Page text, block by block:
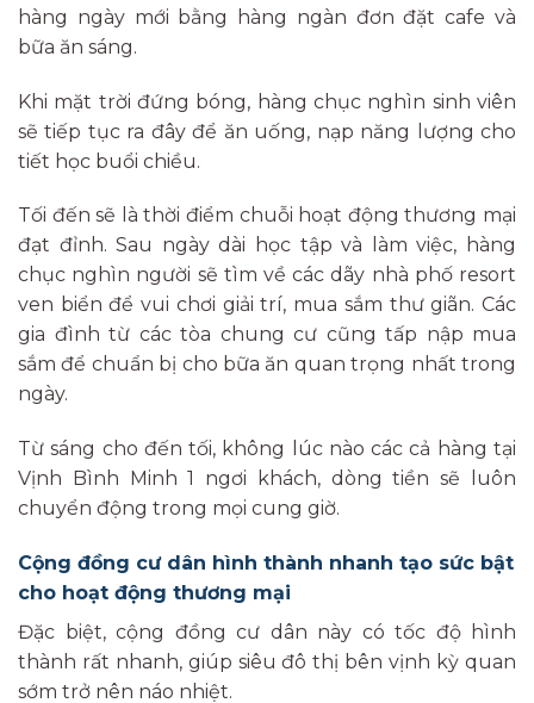
hàng ngày mới bằng hàng ngàn đơn đặt cafe và
bữa ăn sáng.
Khi mặt trời đứng bóng, hàng chục nghìn sinh viên
sẽ tiếp tục ra đây để ăn uống, nạp năng lượng cho
tiết học buổi chiều.
Tối đến sẽ là thời điểm chuỗi hoạt động thương mại
đạt đỉnh. Sau ngày dài học tập và làm việc, hàng
chục nghìn người sẽ tìm về các dãy nhà phố resort
ven biển để vui chơi giải trí, mua sắm thư giãn. Các
gia đình từ các tòa chung cư cũng tấp nập mua
sắm để chuẩn bị cho bữa ăn quan trọng nhất trong
ngày.
Từ sáng cho đến tối, không lúc nào các cả hàng tại
Vịnh Bình Minh 1 ngơi khách, dòng tiền sẽ luôn
chuyển động trong mọi cung giờ.
Cộng đồng cư dân hình thành nhanh tạo sức bật
cho hoạt động thương mại
Đặc biệt, cộng đồng cư dân này có tốc độ hình
thành rất nhanh, giúp siêu đô thị bên vịnh kỳ quan
sớm trở nên náo nhiệt.